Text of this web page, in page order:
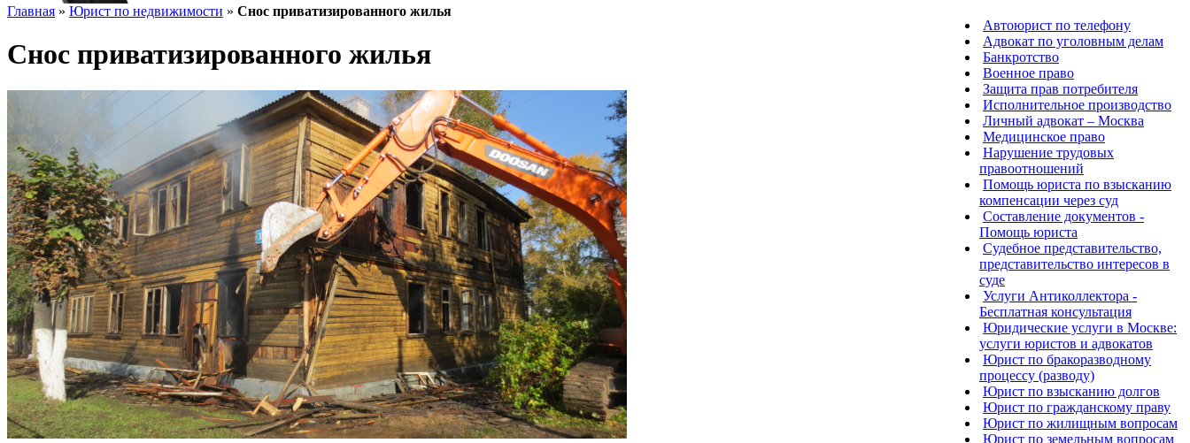
Главная » Юрист по недвижимости » Снос приватизированного жилья
Снос приватизированного жилья
Автоюрист по телефону
Адвокат по уголовным делам
Банкротство
Военное право
Защита прав потребителя
Исполнительное производство
Личный адвокат – Москва
Медицинское право
Нарушение трудовых
правоотношений
Помощь юриста по взысканию
компенсации через суд
Составление документов -
Помощь юриста
Судебное представительство,
представительство интересов в
суде
Услуги Антиколлектора -
Бесплатная консультация
Юридические услуги в Москве:
услуги юристов и адвокатов
Юрист по бракоразводному
процессу (разводу)
Юрист по взысканию долгов
Юрист по гражданскому праву
Юрист по жилищным вопросам
Юрист по земельным вопросам